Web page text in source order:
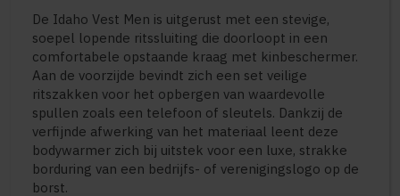
De Idaho Vest Men is uitgerust met een stevige,
soepel lopende ritssluiting die doorloopt in een
comfortabele opstaande kraag met kinbeschermer.
Aan de voorzijde bevindt zich een set veilige
ritszakken voor het opbergen van waardevolle
spullen zoals een telefoon of sleutels. Dankzij de
verfijnde afwerking van het materiaal leent deze
bodywarmer zich bij uitstek voor een luxe, strakke
borduring van een bedrijfs- of verenigingslogo op de
borst.